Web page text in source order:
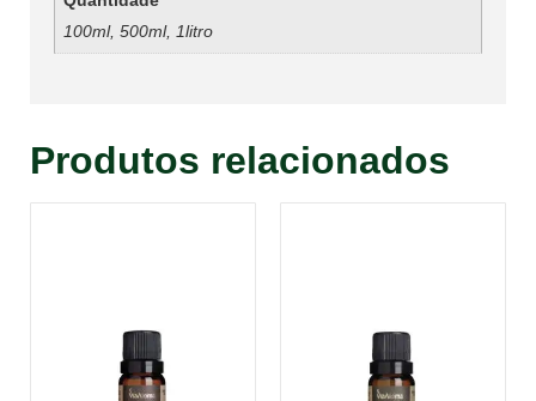
100ml, 500ml, 1litro
Produtos relacionados